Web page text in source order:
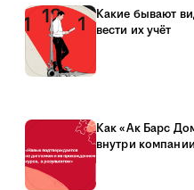
Какие бывают
вести их учёт
Как «Ак Барс
внутри компании